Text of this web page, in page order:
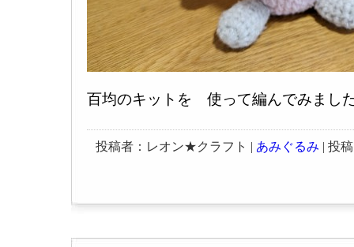
百均のキットを 使って編んでみまし
投稿者：レオン★クラフト | あみぐるみ | 投